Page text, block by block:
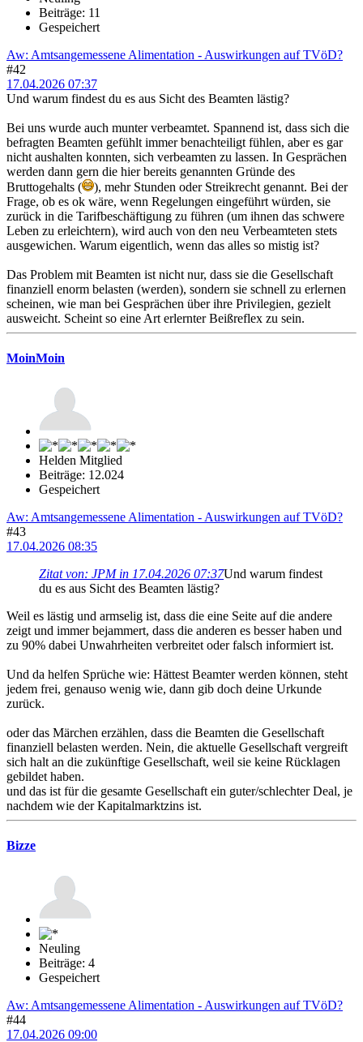
Beiträge: 11
Gespeichert
Aw: Amtsangemessene Alimentation - Auswirkungen auf TVöD?
#42
17.04.2026 07:37
Und warum findest du es aus Sicht des Beamten lästig?
Bei uns wurde auch munter verbeamtet. Spannend ist, dass sich die
befragten Beamten gefühlt immer benachteiligt fühlen, aber es gar
nicht aushalten konnten, sich verbeamten zu lassen. In Gesprächen
werden dann gern die hier bereits genannten Gründe des
Bruttogehalts (
), mehr Stunden oder Streikrecht genannt. Bei der
Frage, ob es ok wäre, wenn Regelungen eingeführt würden, sie
zurück in die Tarifbeschäftigung zu führen (um ihnen das schwere
Leben zu erleichtern), wird auch von den neu Verbeamteten stets
ausgewichen. Warum eigentlich, wenn das alles so mistig ist?
Das Problem mit Beamten ist nicht nur, dass sie die Gesellschaft
finanziell enorm belasten (werden), sondern sie schnell zu erlernen
scheinen, wie man bei Gesprächen über ihre Privilegien, gezielt
ausweicht. Scheint so eine Art erlernter Beißreflex zu sein.
MoinMoin
Helden Mitglied
Beiträge: 12.024
Gespeichert
Aw: Amtsangemessene Alimentation - Auswirkungen auf TVöD?
#43
17.04.2026 08:35
Zitat von: JPM in 17.04.2026 07:37Und warum findest
du es aus Sicht des Beamten lästig?
Weil es lästig und armselig ist, dass die eine Seite auf die andere
zeigt und immer bejammert, dass die anderen es besser haben und
zu 90% dabei Unwahrheiten verbreitet oder falsch informiert ist.
Und da helfen Sprüche wie: Hättest Beamter werden können, steht
jedem frei, genauso wenig wie, dann gib doch deine Urkunde
zurück.
oder das Märchen erzählen, dass die Beamten die Gesellschaft
finanziell belasten werden. Nein, die aktuelle Gesellschaft vergreift
sich halt an die zukünftige Gesellschaft, weil sie keine Rücklagen
gebildet haben.
und das ist für die gesamte Gesellschaft ein guter/schlechter Deal, je
nachdem wie der Kapitalmarktzins ist.
Bizze
Neuling
Beiträge: 4
Gespeichert
Aw: Amtsangemessene Alimentation - Auswirkungen auf TVöD?
#44
17.04.2026 09:00